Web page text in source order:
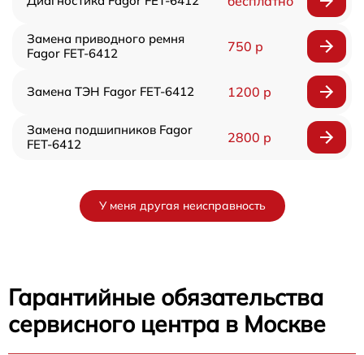
Замена приводного ремня
Fagor FET-6412
750 р
Замена ТЭН Fagor FET-6412 1200 р
Замена подшипников Fagor
FET-6412
2800 р
У меня другая неисправность
Гарантийные обязательства
сервисного центра в Москве